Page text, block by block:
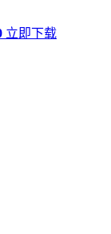
立即下载